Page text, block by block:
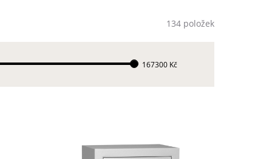
134 položek
167300 Kč